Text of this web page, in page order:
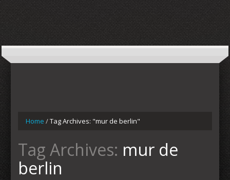
Home /Tag Archives: "mur de berlin"
Tag Archives: mur de
berlin